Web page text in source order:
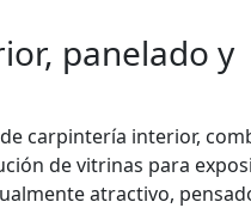
panelado y
carpintería interior,
de vitrinas para
atractivo,